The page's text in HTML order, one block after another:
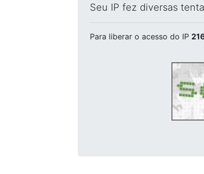
Seu IP fez diversas
Para liberar o acesso do IP